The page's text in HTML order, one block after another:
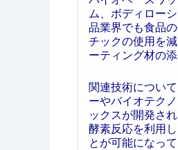
ム、ボディロー
品業界でも食品
チックの使用を
ーティング材の
関連技術につい
ーやバイオテク
ックスが開発さ
酵素反応を利用
とが可能になって